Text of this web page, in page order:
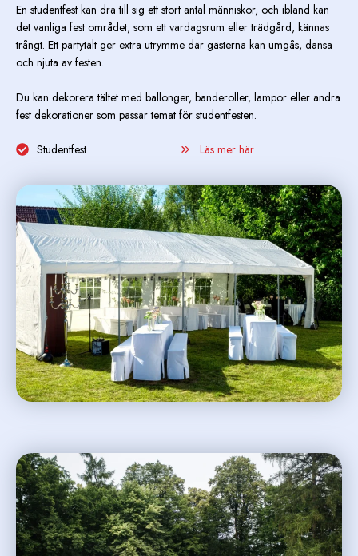
En studentfest kan dra till sig ett stort antal människor, och ibland kan
det vanliga fest området, som ett vardagsrum eller trädgård, kännas
trångt. Ett partytält ger extra utrymme där gästerna kan umgås, dansa
och njuta av festen.
Du kan dekorera tältet med ballonger, banderoller, lampor eller andra
fest dekorationer som passar temat för studentfesten.
Studentfest Läs mer här